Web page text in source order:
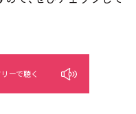
ーで聴く